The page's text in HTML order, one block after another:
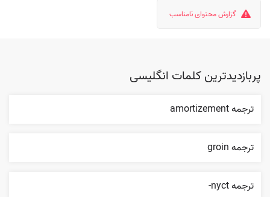
گزارش محتوای نامناسب
پربازدیدترین کلمات انگلیسی
ترجمه amortizement
ترجمه groin
ترجمه nyct-